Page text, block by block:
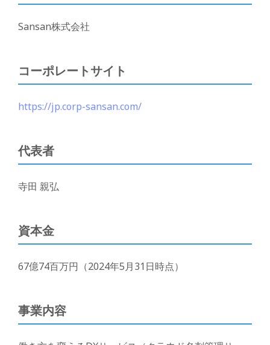
Sansan株式会社
コーポレートサイト
https://jp.corp-sansan.com/
代表者
寺田 親弘
資本金
67億74百万円（2024年5月31日時点）
事業内容